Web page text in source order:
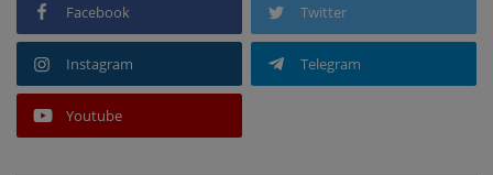
Facebook Twitter
Instagram Telegram
Youtube